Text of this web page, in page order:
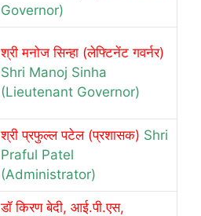
Governor)
श्री मनोज सिन्हा (लेफ्टिनेंट गवर्नर)
Shri Manoj Sinha
(Lieutenant Governor)
श्री प्रफुल्ल पटेल (प्रशासक) Shri
Praful Patel
(Administrator)
डॉ किरण बेदी, आई.पी.एस,